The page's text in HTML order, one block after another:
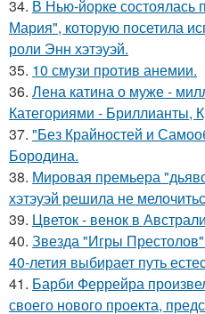
34. В Нью-йорке
Мария", которую посетила
роли Энн хэтэуэй.
35. 10 смузи против анемии.
36. Лена катина о муже -
Категориями - Бриллианты,
37. "Без Крайностей и
Бородина.
38. Мировая премьера
хэтэуэй решила не
39. Цветок - венок в
40. Звезда "Игры
40-летия выбирает путь
41. Барби Феррейра
своего нового проекта,